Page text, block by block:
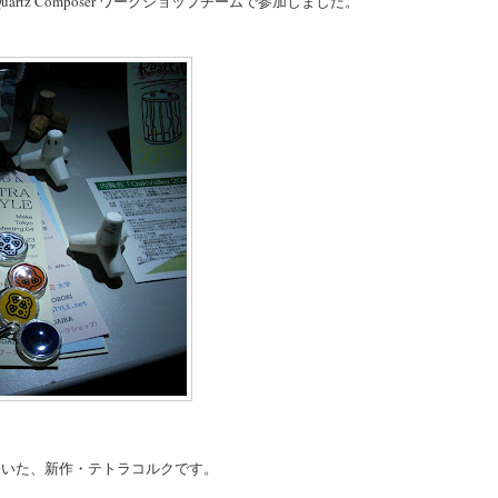
た、新作・テトラコルクです。